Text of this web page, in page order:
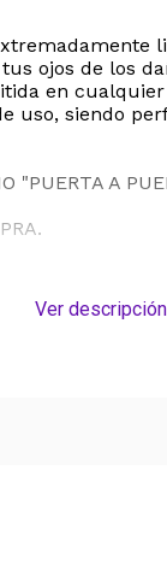
ojos de los
en
siendo
"PUERTA A
Ver